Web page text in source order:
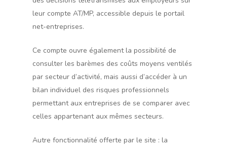
leur compte AT/MP, accessible depuis le portail
net-entreprises.
Ce compte ouvre également la possibilité de
consulter les barèmes des coûts moyens ventilés
par secteur d’activité, mais aussi d’accéder à un
bilan individuel des risques professionnels
permettant aux entreprises de se comparer avec
celles appartenant aux mêmes secteurs.
Autre fonctionnalité offerte par le site : la